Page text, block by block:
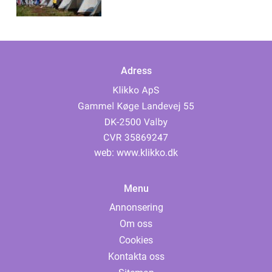
Adress
web: www.klikko.dk
Menu
Annonsering
Om oss
Cookies
Kontakta oss